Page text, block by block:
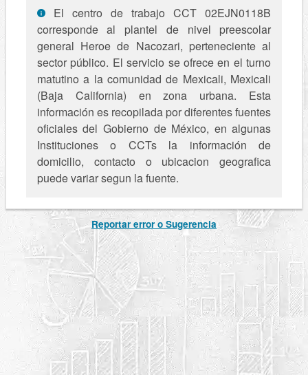
El centro de trabajo CCT 02EJN0118B
corresponde al plantel de nivel preescolar
general Heroe de Nacozari, perteneciente al
sector público. El servicio se ofrece en el turno
matutino a la comunidad de Mexicali, Mexicali
(Baja California) en zona urbana. Esta
información es recopilada por diferentes fuentes
oficiales del Gobierno de México, en algunas
Instituciones o CCTs la información de
domicilio, contacto o ubicacion geografica
puede variar segun la fuente.
Reportar error o Sugerencia